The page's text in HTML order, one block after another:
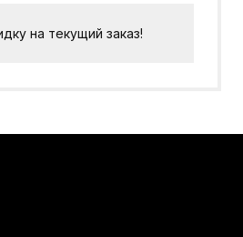
на текущий заказ!